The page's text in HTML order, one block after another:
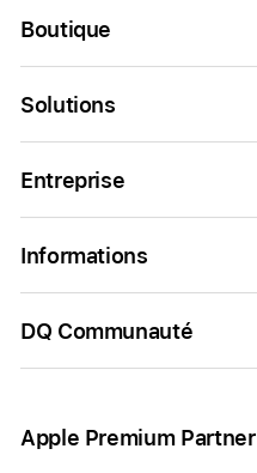
Boutique
Solutions
Entreprise
Informations
DQ Communauté
Apple Premium Partner